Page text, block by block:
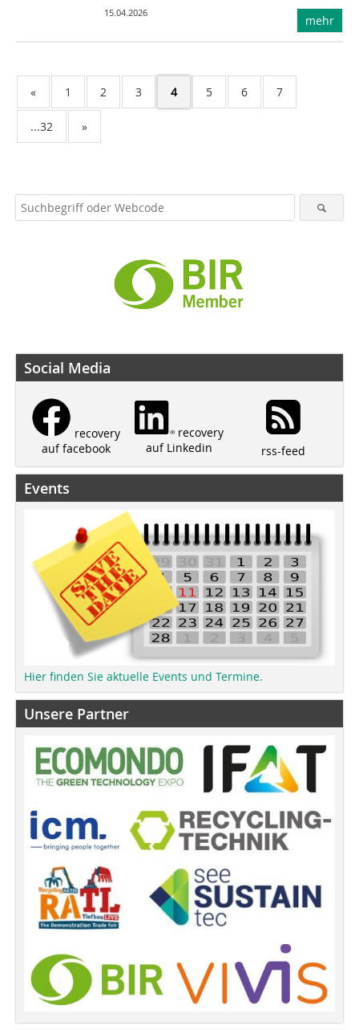
15.04.2026
mehr
« 1 2 3 4 5 6 7
...32 »
Social Media
recovery
auf facebook
recovery
auf Linkedin
rss-feed
Events
Hier finden Sie aktuelle Events und Termine.
Unsere Partner